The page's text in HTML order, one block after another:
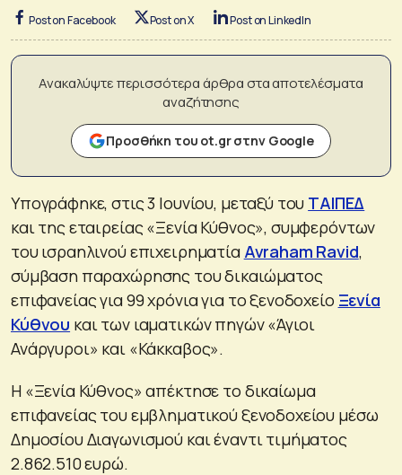
Post on Facebook Post on X Post on LinkedIn
Ανακαλύψτε περισσότερα άρθρα στα αποτελέσματα
αναζήτησης
Προσθήκη του ot.gr στην Google
Υπογράφηκε, στις 3 Ιουνίου, μεταξύ του ΤΑΙΠΕΔ
και της εταιρείας «Ξενία Κύθνος», συμφερόντων
του ισραηλινού επιχειρηματία Avraham Ravid,
σύμβαση παραχώρησης του δικαιώματος
επιφανείας για 99 χρόνια για το ξενοδοχείο Ξενία
Κύθνου και των ιαματικών πηγών «Άγιοι
Ανάργυροι» και «Κάκκαβος».
Η «Ξενία Κύθνος» απέκτησε το δικαίωμα
επιφανείας του εμβληματικού ξενοδοχείου μέσω
Δημοσίου Διαγωνισμού και έναντι τιμήματος
2.862.510 ευρώ.